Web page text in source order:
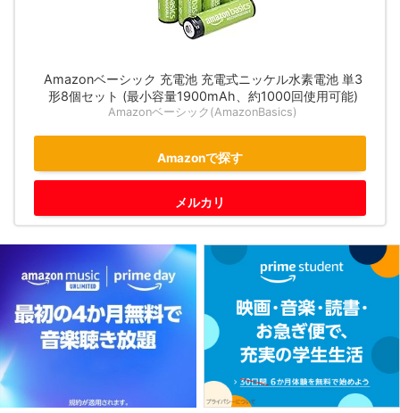
Amazonベーシック 充電池 充電式ニッケル水素電池 単3
形8個セット (最小容量1900mAh、約1000回使用可能)
Amazonベーシック(AmazonBasics)
Amazonで探す
メルカリ